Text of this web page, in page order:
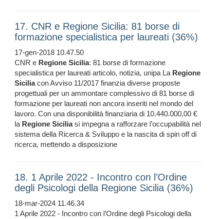
17. CNR e Regione Sicilia: 81 borse di
formazione specialistica per laureati (36%)
17-gen-2018 10.47.50
CNR e Regione Sicilia: 81 borse di formazione
specialistica per laureati articolo, notizia, unipa La Regione
Siciliacon Avviso 11/2017 finanzia diverse proposte
progettuali per un ammontare complessivo di 81 borse di
formazione per laureati non ancora inseriti nel mondo del
lavoro. Con una disponibilità finanziaria di 10.440.000,00 €
la Regione Siciliasi impegna a rafforzare l’occupabilità nel
sistema della Ricerca & Sviluppo e la nascita di spin off di
ricerca, mettendo a disposizione
18. 1 Aprile 2022 - Incontro con l’Ordine
degli Psicologi della Regione Sicilia (36%)
18-mar-2024 11.46.34
1 Aprile 2022 - Incontro con l’Ordine degli Psicologi della